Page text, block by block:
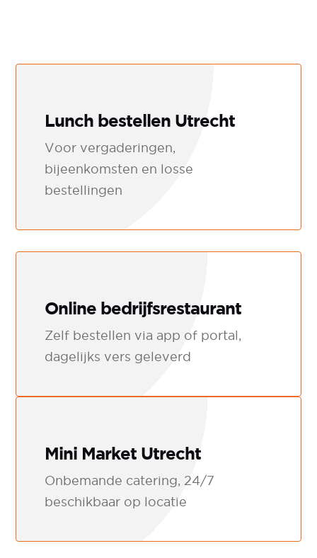
Lunch bestellen Utrecht
Voor vergaderingen,
bijeenkomsten en losse
bestellingen
Online bedrijfsrestaurant
Zelf bestellen via app of portal,
dagelijks vers geleverd
Mini Market Utrecht
Onbemande catering, 24/7
beschikbaar op locatie